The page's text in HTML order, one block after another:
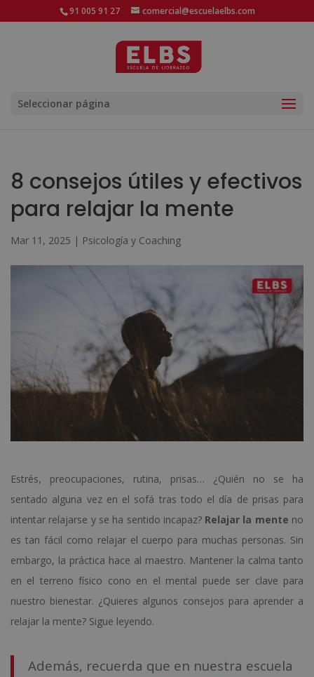
91 005 91 27 comercial@escuelaelbs.com
Seleccionar página
8 consejos útiles y efectivos
para relajar la mente
Mar 11, 2025 | Psicología y Coaching
Estrés, preocupaciones, rutina, prisas… ¿Quién no se ha
sentado alguna vez en el sofá tras todo el día de prisas para
intentar relajarse y se ha sentido incapaz? Relajar la mente no
es tan fácil como relajar el cuerpo para muchas personas. Sin
embargo, la práctica hace al maestro. Mantener la calma tanto
en el terreno físico cono en el mental puede ser clave para
nuestro bienestar. ¿Quieres algunos consejos para aprender a
relajar la mente? Sigue leyendo.
Además, recuerda que en nuestra escuela